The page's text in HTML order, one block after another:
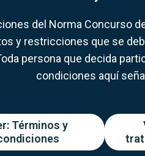
del Norma Concurso
y restricciones que se
persona que decida
condiciones aquí
Términos y